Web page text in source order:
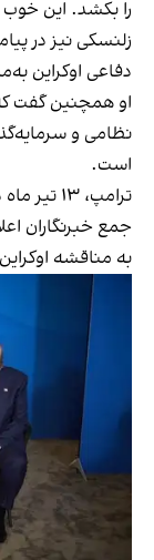
را بکشد. این
زلنسکی نیز در
دفاعی اوکراین
او همچنین گفت
نظامی و
است.
ترامپ،
جمع خبرنگاران
به مناقشه